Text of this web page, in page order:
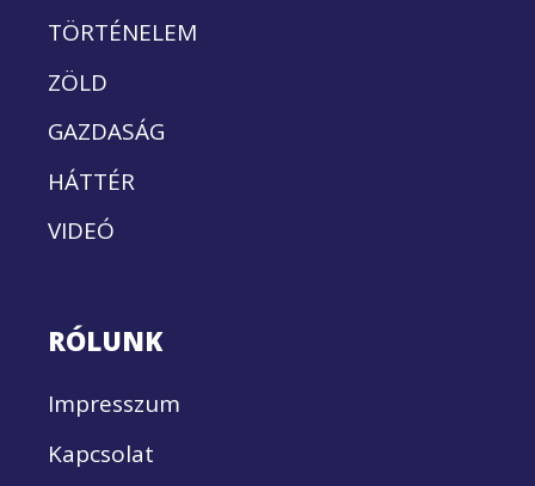
TÖRTÉNELEM
ZÖLD
GAZDASÁG
HÁTTÉR
VIDEÓ
RÓLUNK
Impresszum
Kapcsolat